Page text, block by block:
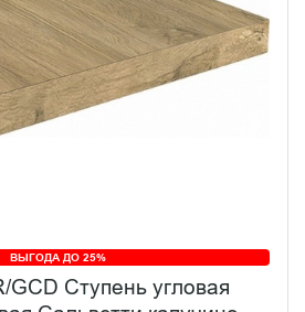
ВЫГОДА ДО 25%
GCD Ступень угловая